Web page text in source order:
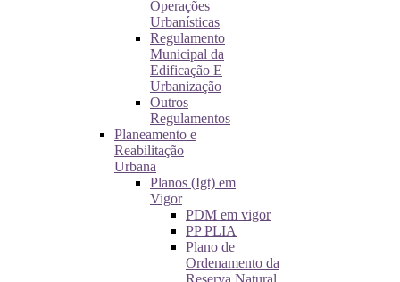
Operações
Urbanísticas
Regulamento
Municipal da
Edificação E
Urbanização
Outros
Regulamentos
Planeamento e
Reabilitação
Urbana
Planos (Igt) em
Vigor
PDM em vigor
PP PLIA
Plano de
Ordenamento da
Reserva Natural